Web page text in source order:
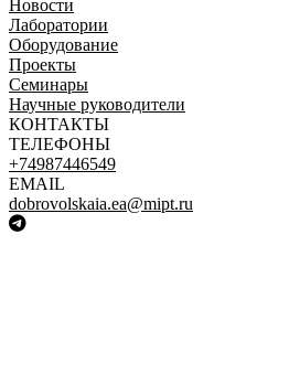
Новости
Лаборатории
Оборудование
Проекты
Семинары
Научные руководители
КОНТАКТЫ
ТЕЛЕФОНЫ
+74987446549
EMAIL
dobrovolskaia.ea@mipt.ru